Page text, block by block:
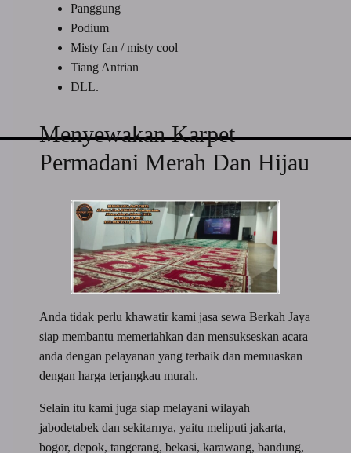
Panggung
Podium
Misty fan / misty cool
Tiang Antrian
DLL.
Menyewakan Karpet
Permadani Merah Dan Hijau
Anda tidak perlu khawatir kami jasa sewa Berkah Jaya
siap membantu memeriahkan dan mensukseskan acara
anda dengan pelayanan yang terbaik dan memuaskan
dengan harga terjangkau murah.
Selain itu kami juga siap melayani wilayah
jabodetabek dan sekitarnya, yaitu meliputi jakarta,
bogor, depok, tangerang, bekasi, karawang, bandung,